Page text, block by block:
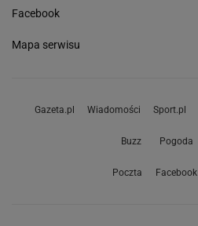
Facebook
Mapa serwisu
Gazeta.pl Wiadomości Sport.pl
Buzz Pogoda
Poczta Facebook